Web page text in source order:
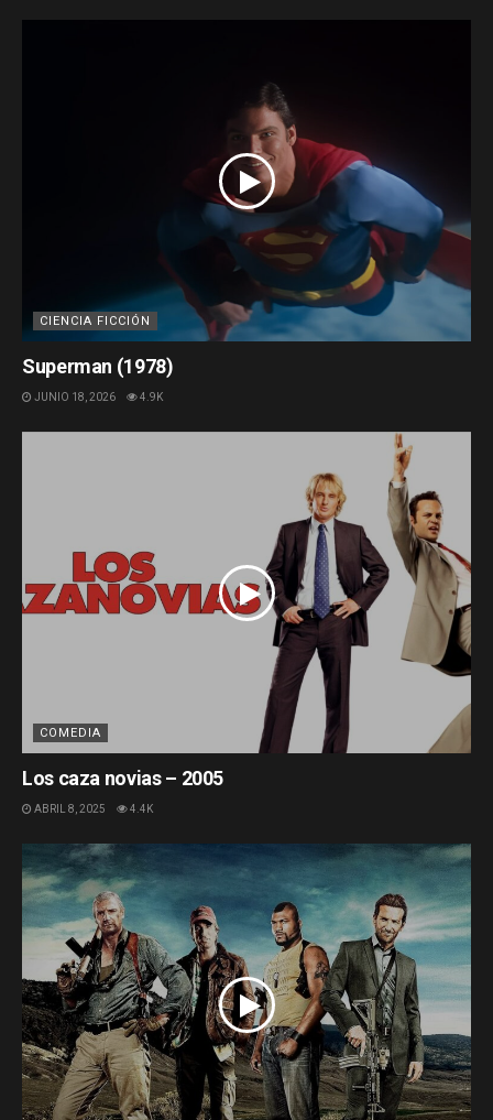
CIENCIA FICCIÓN
Superman (1978)
JUNIO 18, 2026 4.9K
COMEDIA
Los caza novias – 2005
ABRIL 8, 2025 4.4K